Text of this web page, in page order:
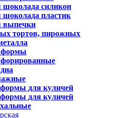
силикон
пластик
тортов, пирожных
формы
для куличей
для куличей